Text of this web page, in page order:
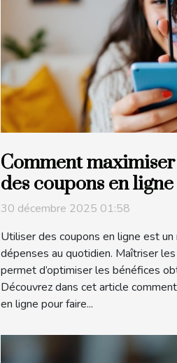
Comment
des coupons en ligne
30 décembre 2025 01:58
Utiliser des coupons en ligne est
dépenses au quotidien. Maîtriser
permet d’optimiser les bénéfices
Découvrez dans cet article
en ligne pour faire...